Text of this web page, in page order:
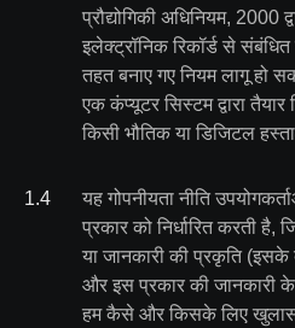
प्रौद्योगिकी अधिनियम, 2000
इलेक्ट्रॉनिक रिकॉर्ड से
तहत बनाए गए नियम लागू हो
एक कंप्यूटर सिस्टम द्वारा
किसी भौतिक या डिजिटल
1.4
यह गोपनीयता नीति
प्रकार को निर्धारित करती
या जानकारी की प्रकृति (इसके
और इस प्रकार की जानकारी
हम कैसे और किसके लिए